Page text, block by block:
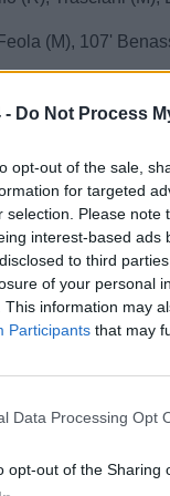
- Do Not Process
opt-out of the sale,
for targeted
selection. Please
interest-based ads
to third
of your personal
This information may
Participants that may
Data Processing Opt
opt-out of the Sharing
(M), 107'
0-0 tra Ragusa
in
di gara indica due
vicinissimo al gol
il tiro di Roseti.
di una battaglia